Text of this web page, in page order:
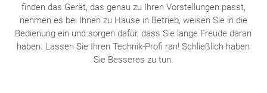
finden das Gerät, das genau zu Ihren Vorstellungen passt,
nehmen es bei Ihnen zu Hause in Betrieb, weisen Sie in die
Bedienung ein und sorgen dafür, dass Sie lange Freude daran
haben. Lassen Sie Ihren Technik-Profi ran! Schließlich haben
Sie Besseres zu tun.